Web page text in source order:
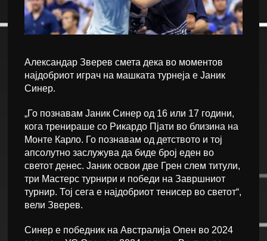
Александар Зверев смета дека во моментов
најдобриот играч на машката турнеја е Јаник
Синер.
„Го познавам Јаник Синер од 16 или 17 години,
кога тренираше со Рикардо Пјати во близина на
Монте Карло. Го познавам од детството и тој
апсолутно заслужува да биде број еден во
светот денес. Јаник освои две Грен слем титули,
три Мастерс турнири и победи на Завршниот
турнир. Тој сега е најдобриот тенисер во светот“,
вели Зверев.
Синер е победник на Австралија Опен во 2024